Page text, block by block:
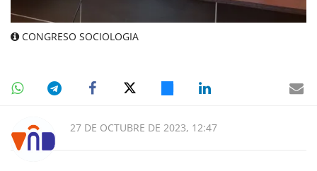
CONGRESO SOCIOLOGIA
27 DE OCTUBRE DE 2023, 12:47